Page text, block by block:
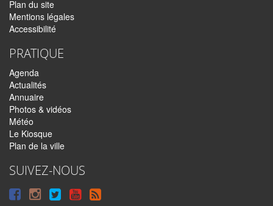
Plan du site
Mentions légales
Accessibilité
PRATIQUE
Agenda
Actualités
Annuaire
Photos & vidéos
Météo
Le Kiosque
Plan de la ville
SUIVEZ-NOUS
SuivreSuivreSuivreSyndiquer